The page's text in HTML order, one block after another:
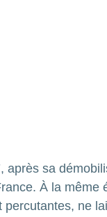
après sa
À la même
percutantes, ne